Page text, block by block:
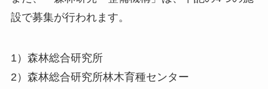
設で募集が行われます。
1）森林総合研究所
2）森林総合研究所林木育種センター